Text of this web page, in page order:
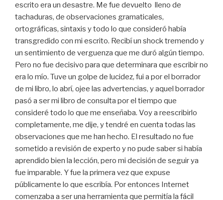
escrito era un desastre. Me fue devuelto lleno de
tachaduras, de observaciones gramaticales,
ortográficas, sintaxis y todo lo que consideró había
transgredido con mi escrito. Recibí un shock tremendo y
un sentimiento de verguenza que me duró algún tiempo.
Pero no fue decisivo para que determinara que escribir no
era lo mío. Tuve un golpe de lucidez, fui a por el borrador
de mi libro, lo abrí, ojee las advertencias, y aquel borrador
pasó a ser mi libro de consulta por el tiempo que
consideré todo lo que me enseñaba. Voy a reescribirlo
completamente, me dije, y tendré en cuenta todas las
observaciones que me han hecho. El resultado no fue
sometido a revisión de experto y no pude saber si había
aprendido bien la lección, pero mi decisión de seguir ya
fue imparable. Y fue la primera vez que expuse
públicamente lo que escribía. Por entonces Internet
comenzaba a ser una herramienta que permitía la fácil